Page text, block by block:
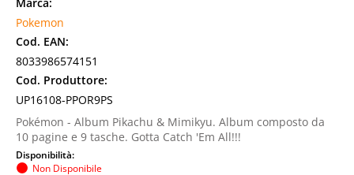
Pokemon
Cod. EAN:
8033986574151
Cod. Produttore:
UP16108-PPOR9PS
Pokémon - Album Pikachu & Mimikyu. Album composto da
10 pagine e 9 tasche. Gotta Catch 'Em All!!!
Disponibilità:
Non Disponibile